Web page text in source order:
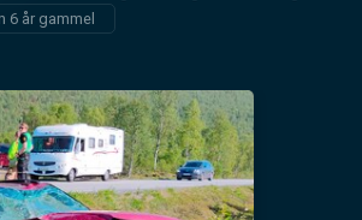
6 år gammel